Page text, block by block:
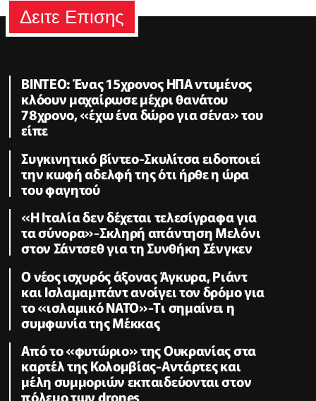
Δειτε Επισης
ΒΙΝΤΕΟ: Ένας 15χρονος ΗΠΑ ντυμένος
κλόουν μαχαίρωσε μέχρι θανάτου
78χρονο, «έχω ένα δώρο για σένα» του
είπε
Συγκινητικό βίντεο-Σκυλίτσα ειδοποιεί
την κωφή αδελφή της ότι ήρθε η ώρα
του φαγητού
«Η Ιταλία δεν δέχεται τελεσίγραφα για
τα σύνορα»-Σκληρή απάντηση Μελόνι
στον Σάντσεθ για τη Συνθήκη Σένγκεν
O νέος ισχυρός άξονας Άγκυρα, Ριάντ
και Ισλαμαμπάντ ανοίγει τον δρόμο για
το «ισλαμικό ΝΑΤΟ»-Tι σημαίνει η
συμφωνία της Μέκκας
Από το «φυτώριο» της Ουκρανίας στα
καρτέλ της Κολομβίας-Αντάρτες και
μέλη συμμοριών εκπαιδεύονται στον
πόλεμο των drones